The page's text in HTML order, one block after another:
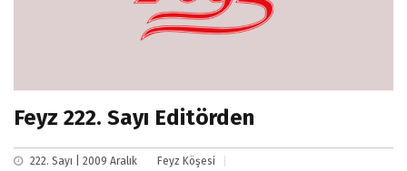
Feyz 222. Sayı Editörden
222. Sayı | 2009 Aralık Feyz Köşesi